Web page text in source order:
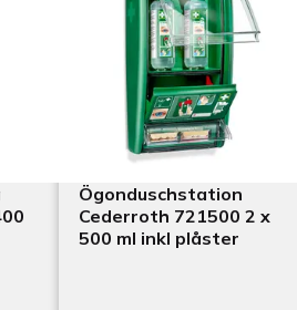
Ögonduschstation
Cederroth 721500 2 x
500 ml inkl plåster